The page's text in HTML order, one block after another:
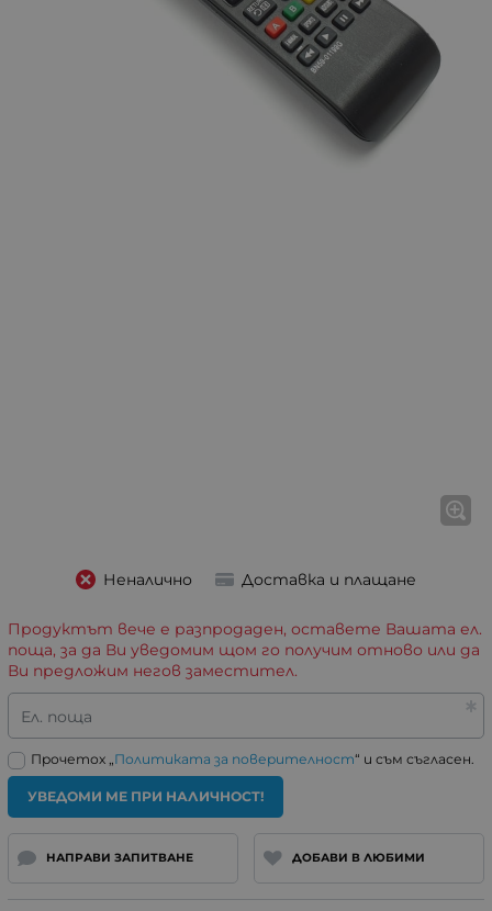
Неналично Доставка и плащане
Продуктът вече е разпродаден, оставете Вашата ел.
поща, за да Ви уведомим щом го получим отново или да
Ви предложим негов заместител.
Ел. поща
Прочетох „Политиката за поверителност“ и съм съгласен.
УВЕДОМИ МЕ ПРИ НАЛИЧНОСТ!
НАПРАВИ ЗАПИТВАНЕ ДОБАВИ В ЛЮБИМИ